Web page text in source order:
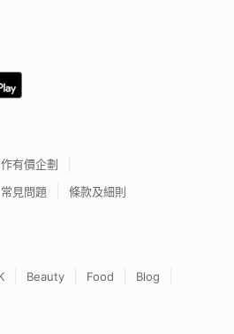
有價企劃
常見問題 條款及細則
Beauty Food
Blog